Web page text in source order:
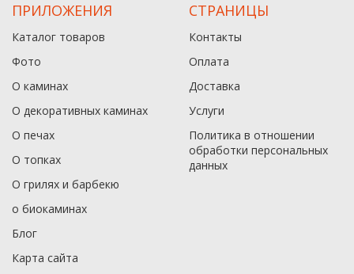
ПРИЛОЖЕНИЯ
Каталог товаров
Фото
О каминах
О декоративных каминах
О печах
О топках
О грилях и барбекю
о биокаминах
Блог
Карта сайта
СТРАНИЦЫ
Контакты
Оплата
Доставка
Услуги
Политика в отношении
обработки персональных
данныx